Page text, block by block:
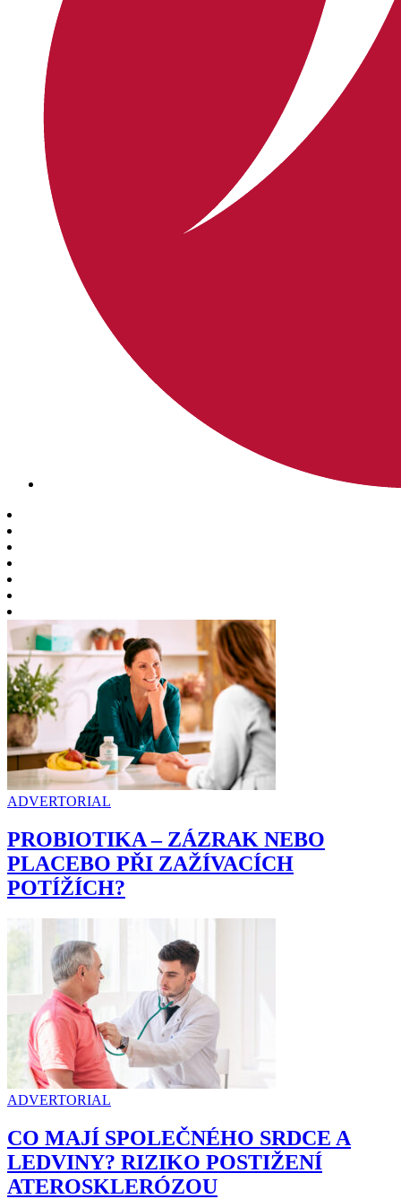
ADVERTORIAL
PROBIOTIKA – ZÁZRAK NEBO
PLACEBO PŘI ZAŽÍVACÍCH
POTÍŽÍCH?
ADVERTORIAL
CO MAJÍ SPOLEČNÉHO SRDCE A
LEDVINY? RIZIKO POSTIŽENÍ
ATEROSKLERÓZOU